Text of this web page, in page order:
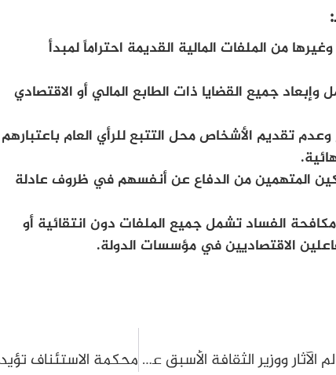
من الملفات المالية القديمة احتراماً لمبدأ
وإبعاد جميع القضايا ذات الطابع المالي أو الاقتصادي
وعدم تقديم الأشخاص محل التتبع للرأي العام باعتبارهم
المتهمين من الدفاع عن أنفسهم في ظروف عادلة
الفساد تشمل جميع الملفات دون انتقائية أو
الاقتصاديين في مؤسسات الدولة.
بعد أيام من إيداعه السجن: الإفراج عن عالم الآثار ووزير الثقافة الأسبق عزّ الدين باش شاوش